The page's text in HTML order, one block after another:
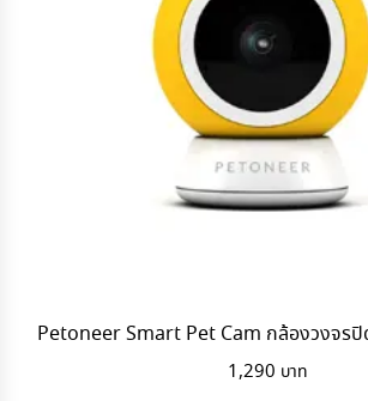
Petoneer Smart Pet Cam กล้องวงจรปิ
1,290